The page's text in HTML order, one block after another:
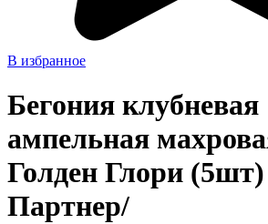
В избранное
Бегония клубневая
ампельная
Голден Глори
Партнер/